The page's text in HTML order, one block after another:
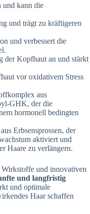
und kann die
und trägt zu kräftigeren
und verbessert die
der Kopfhaut an und stärkt
vor oxidativem Stress
aus
GHK, der die
hormonell bedingten
Erbsensprossen, der
aktiviert und
Haare zu verlängern.
und innovativen
und langfristig
und optimale
Haar schaffen